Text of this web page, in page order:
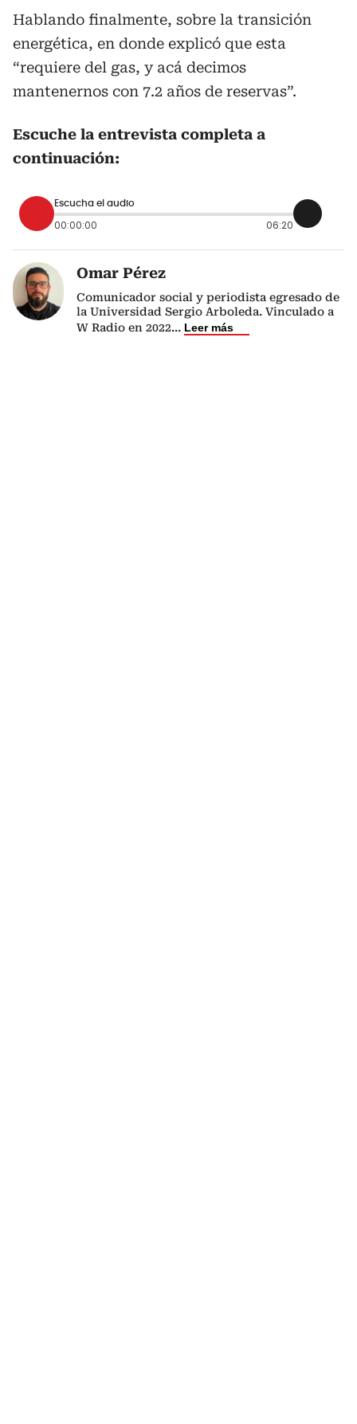
Hablando finalmente, sobre la transición
energética, en donde explicó que esta
“requiere del gas, y acá decimos
mantenernos con 7.2 años de reservas”.
Escuche la entrevista completa a
continuación:
Escucha el audio
00:00:00 06:20
Omar Pérez
Comunicador social y periodista egresado de
la Universidad Sergio Arboleda. Vinculado a
W Radio en 2022... Leer más